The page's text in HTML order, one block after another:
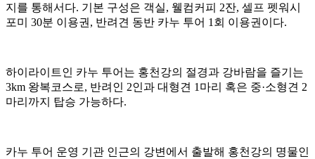
지를 통해서다. 기본 구성은 객실, 웰컴커피 2잔, 셀프 펫워시
포미 30분 이용권, 반려견 동반 카누 투어 1회 이용권이다.
하이라이트인 카누 투어는 홍천강의 절경과 강바람을 즐기는
3km 왕복코스로, 반려인 2인과 대형견 1마리 혹은 중·소형견 2
마리까지 탑승 가능하다.
카누 투어 운영 기관 인근의 강변에서 출발해 홍천강의 명물인